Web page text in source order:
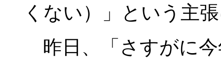
くない）」という主
昨日、「さすがに